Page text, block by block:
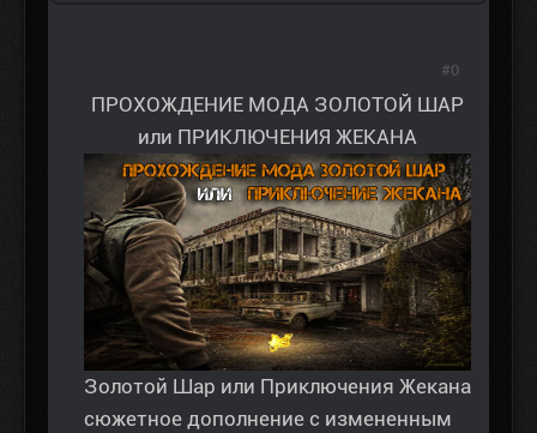
ПРОХОЖДЕНИЕ МОДА ЗОЛОТОЙ ШАР
или ПРИКЛЮЧЕНИЯ ЖЕКАНА
Золотой Шар или Приключения Жекана
сюжетное дополнение с измененным
#0